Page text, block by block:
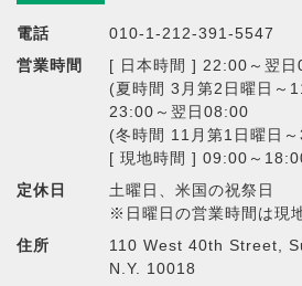
電話
010-1-212-391-5547
営業時間
[ 日本時間 ] 22:00～翌日
(夏時間 3月第2日曜日～
23:00～翌日08:00
(冬時間 11月第1日曜日
[ 現地時間 ] 09:00～
定休日
土曜日、米国の祝祭日
※日曜日の営業時間は現
住所
110 West 40th Street,
N.Y. 10018